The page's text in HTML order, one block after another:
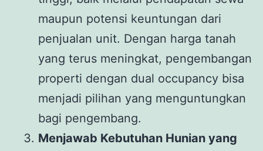
maupun potensi keuntungan dari
penjualan unit. Dengan harga tanah
yang terus meningkat, pengembangan
properti dengan dual occupancy bisa
menjadi pilihan yang menguntungkan
bagi pengembang.
Menjawab Kebutuhan Hunian yang